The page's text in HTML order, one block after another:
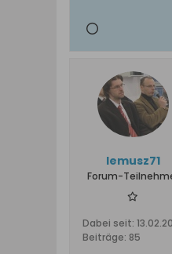
lemusz71
Forum-
Dabei seit:
Beiträge: 85